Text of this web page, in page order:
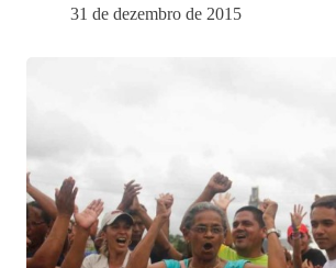
31 de dezembro de 2015